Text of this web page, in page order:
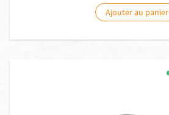
Ajouter au panier